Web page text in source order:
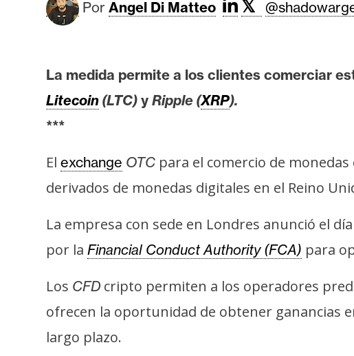
o
B
i
t
o
n
E
h
r
e
Por Angel Di Matteo 𝕏
La medida permite a los clientes comerciar
Litecoin (LTC) y Ripple (XRP).
***
El exchange OTC para el comercio de monedas
derivados de monedas digitales en el Reino
La empresa con sede en Londres anunció el
por la Financial Conduct Authority (FCA) para
Los CFD cripto permiten a los operadores
ofrecen la oportunidad de obtener ganancias
largo plazo.